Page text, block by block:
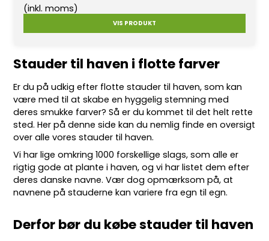
(inkl. moms)
VIS PRODUKT
Stauder til haven i flotte farver
Er du på udkig efter flottestauder til haven, som kan
være med til at skabe en hyggelig stemning med
deres smukke farver? Så er du kommet til det helt rette
sted. Her på denne side kan du nemlig finde en oversigt
over alle vores stauder til haven.
Vi har lige omkring 1000 forskellige slags, som alle er
rigtig gode at plante i haven, og vi har listet dem efter
deres danske navne. Vær dog opmærksom på, at
navnene på stauderne kan variere fra egn til egn.
Derfor bør du købe stauder til haven